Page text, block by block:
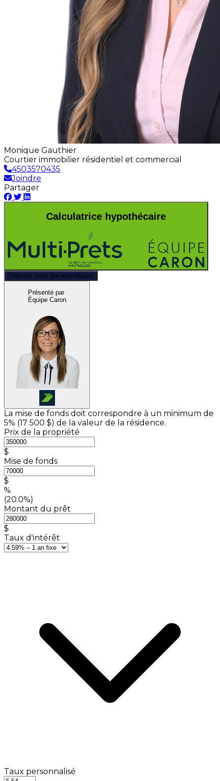
Monique Gauthier
Courtier immobilier résidentiel et commercial
4503570435
Joindre
Partager
Calculatrice hypothécaire
Obtenez votre pré-approbation
Présenté par
Équipe Caron
La mise de fonds doit correspondre à un minimum de
5% (17 500 $) de la valeur de la résidence.
Prix de la propriété
$
Mise de fonds
$
%
(20.0%)
Montant du prêt
$
Taux d'intérêt
Taux personnalisé